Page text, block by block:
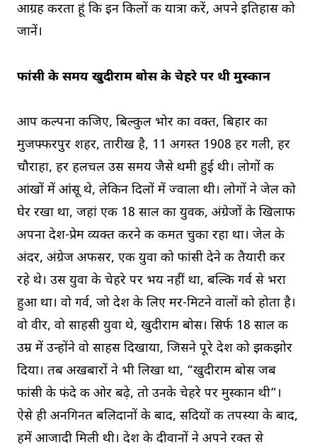
आग्रह करता हूं कि इन किलों की यात्रा करें, अपने इतिहास को
जानें।
फांसी के समय खुदीराम बोस के चेहरे पर थी मुस्कान
आप कल्पना कीजिए, बिल्कुल भोर का वक्त, बिहार का
मुजफ्फरपुर शहर, तारीख है, 11 अगस्त 1908 हर गली, हर
चौराहा, हर हलचल उस समय जैसे थमी हुई थी। लोगों की
आंखों में आंंसू थे, लेकिन दिलों में ज्वाला थी। लोगों ने जेल को
घेर रखा था, जहां एक 18 साल का युवक, अंग्रेजों के खिलाफ
अपना देश-प्रेम व्यक्त करने की कीमत चुका रहा था। जेल के
अंदर, अंग्रेज अफसर, एक युवा को फांसी देने की तैयारी कर
रहे थे। उस युवा के चेहरे पर भय नहीं था, बल्कि गर्व से भरा
हुआ था। वो गर्व, जो देश के लिए मर-मिटने वालों को होता है।
वो वीर, वो साहसी युवा थे, खुदीराम बोस। सिर्फ 18 साल की
उम्र में उन्होंने वो साहस दिखाया, जिसने पूरे देश को झकझोर
दिया। तब अखबारों ने भी लिखा था, “खुदीराम बोस जब
फांसी के फंदे की ओर बढ़े, तो उनके चेहरे पर मुस्कान थी”।
ऐसे ही अनगिनत बलिदानों के बाद, सदियों की तपस्या के बाद,
हमें आजादी मिली थी। देश के दीवानों ने अपने रक्त से